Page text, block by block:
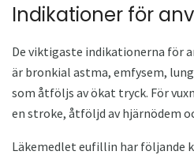
Indikationer för
De viktigaste indikationerna för
är bronkial astma, emfysem,
som åtföljs av ökat tryck. För
en stroke, åtföljd av hjärnödem
Läkemedlet eufillin har följande